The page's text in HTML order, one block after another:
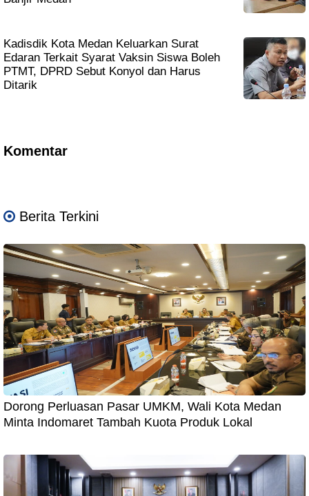
Kadisdik Kota Medan Keluarkan Surat
Edaran Terkait Syarat Vaksin Siswa Boleh
PTMT, DPRD Sebut Konyol dan Harus
Ditarik
Komentar
Berita Terkini
Dorong Perluasan Pasar UMKM, Wali Kota Medan
Minta Indomaret Tambah Kuota Produk Lokal